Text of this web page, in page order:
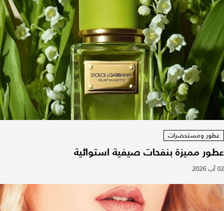
عطور ومستحضرات
عطور مميزة بنفحات صيفية استوائية
02 آب 2026